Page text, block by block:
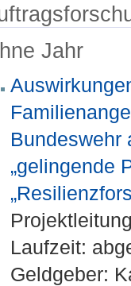
Jahr
Bundeswehr
„gelingende
Laufzeit:
Geldgeber: